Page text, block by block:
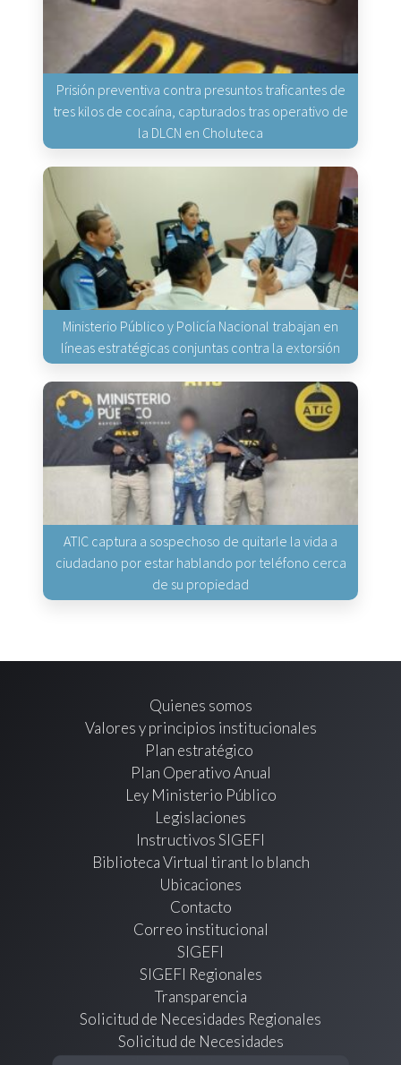
Prisión preventiva contra presuntos traficantes de
tres kilos de cocaína, capturados tras operativo de
la DLCN en Choluteca
Ministerio Público y Policía Nacional trabajan en
líneas estratégicas conjuntas contra la extorsión
ATIC captura a sospechoso de quitarle la vida a
ciudadano por estar hablando por teléfono cerca
de su propiedad
Quienes somos
Valores y principios institucionales
Plan estratégico
Plan Operativo Anual
Ley Ministerio Público
Legislaciones
Instructivos SIGEFI
Biblioteca Virtual tirant lo blanch
Ubicaciones
Contacto
Correo institucional
SIGEFI
SIGEFI Regionales
Transparencia
Solicitud de Necesidades Regionales
Solicitud de Necesidades